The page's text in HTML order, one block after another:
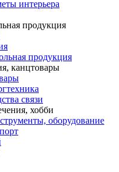
интерьера
продукция
продукция
канцтовары
связи
хобби
оборудование